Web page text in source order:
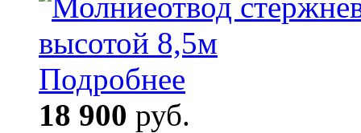
Подробнее
18 900 руб.